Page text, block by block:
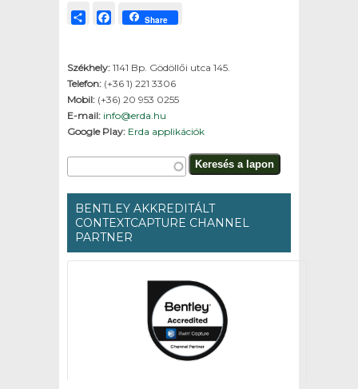
ShareFacebook
Share
Székhely: 1141 Bp. Gödöllői utca 145.
Telefon: (+36 1) 221 3306
Mobil: (+36) 20 953 0255
E-mail: info@erda.hu
Google Play: Erda applikációk
Keresés űrlap
Keresés a lapon
BENTLEY AKKREDITÁLT
CONTEXTCAPTURE CHANNEL
PARTNER